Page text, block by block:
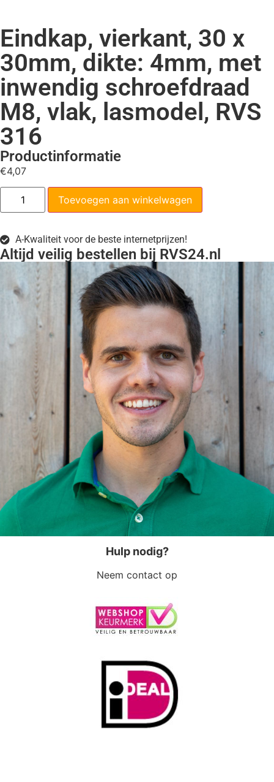
Eindkap, vierkant, 30 x
30mm, dikte: 4mm, met
inwendig schroefdraad
M8, vlak, lasmodel, RVS
316
Productinformatie
€4,07
Toevoegen aan winkelwagen
A-Kwaliteit voor de beste internetprijzen!
Altijd veilig bestellen bij RVS24.nl
Hulp nodig?
Neem contact op